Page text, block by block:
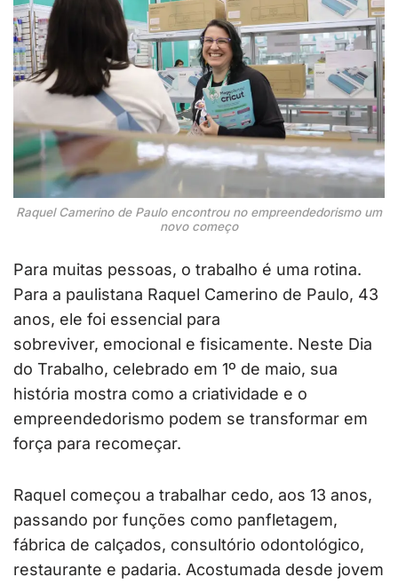
Raquel Camerino de Paulo encontrou no empreendedorismo um
novo começo
Para muitas pessoas, o trabalho é uma rotina.
Para a paulistana Raquel Camerino de Paulo, 43
anos, ele foi essencial para
sobreviver, emocional e fisicamente. Neste Dia
do Trabalho, celebrado em 1º de maio, sua
história mostra como a criatividade e o
empreendedorismo podem se transformar em
força para recomeçar.
Raquel começou a trabalhar cedo, aos 13 anos,
passando por funções como panfletagem,
fábrica de calçados, consultório odontológico,
restaurante e padaria. Acostumada desde jovem